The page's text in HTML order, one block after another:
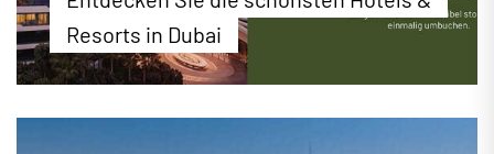
Resorts in Dubai
Luxuriöser Badeurlaub, spannender City-Trip oder